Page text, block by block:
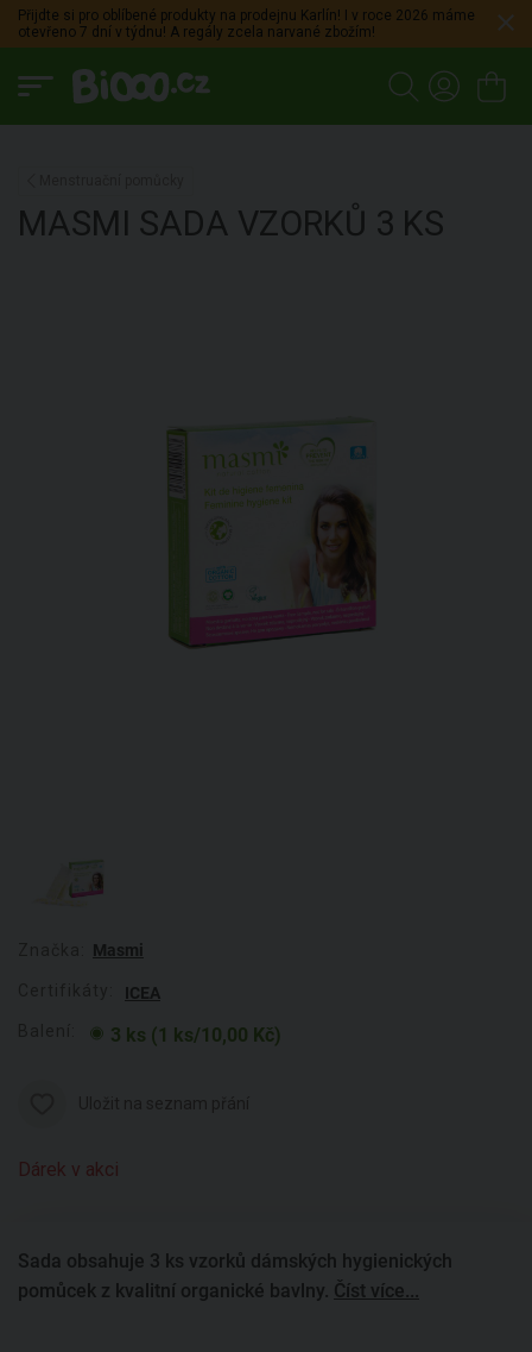
Přijdte si pro oblíbené produkty na prodejnu Karlín! I v roce 2026 máme
otevřeno 7 dní v týdnu! A regály zcela narvané zbožím!
MASMI SADA VZORKŮ 3 KS
Masmi
ICEA
3 ks (1 ks/10,00 Kč)
Dárek v akci
Sada obsahuje 3 ks vzorků dámských hygienických
pomůcek z kvalitní organické bavlny. Číst více...